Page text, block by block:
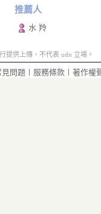
推薦人
水 羚
提供上傳，不代表 udn 立場。
見問題 服務條款 著作權